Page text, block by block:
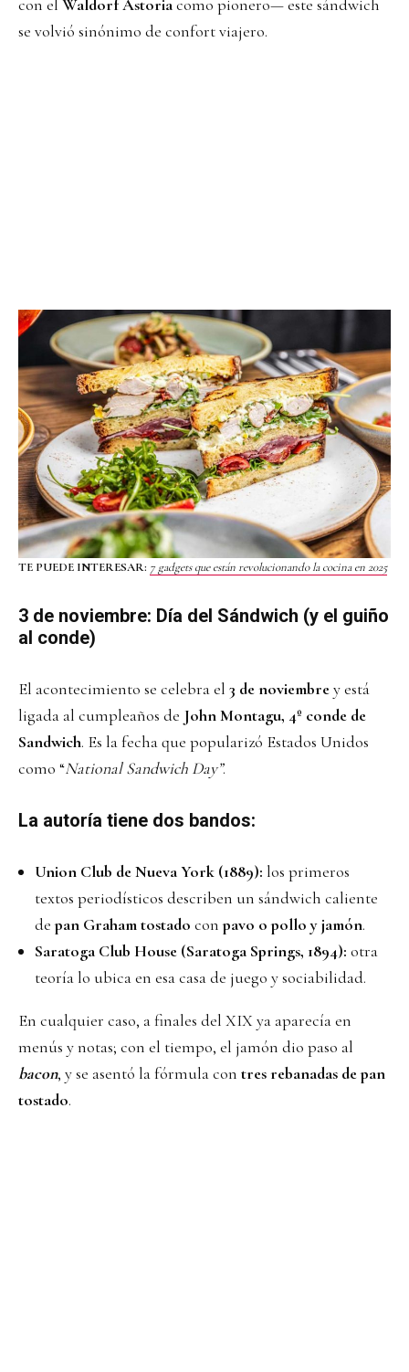
con el Waldorf Astoriacomo pionero— este sándwich
se volvió sinónimo de confort viajero.
TE PUEDE INTERESAR: 7 gadgets que están revolucionando la cocina en 2025
3 de noviembre: Día del Sándwich (y el guiño
al conde)
El acontecimiento se celebra el 3 de noviembrey está
ligada al cumpleaños de John Montagu, 4º conde de
Sandwich. Es la fecha que popularizó Estados Unidos
como “National Sandwich Day”.
La autoría tiene dos bandos:
Union Club de Nueva York (1889): los primeros
textos periodísticos describen un sándwich caliente
depan Graham tostado conpavo o pollo y jamón.
Saratoga Club House (Saratoga Springs, 1894): otra
teoría lo ubica en esa casa de juego y sociabilidad.
En cualquier caso, a finales del XIX ya aparecía en
menús y notas; con el tiempo, el jamón dio paso al
bacon, y se asentó la fórmula con tres rebanadas de pan
tostado.